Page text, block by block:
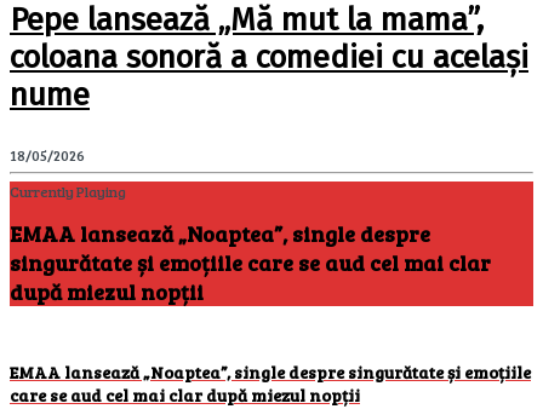
Pepe lansează „Mă mut la mama”,
coloana sonoră a comediei cu același
nume
18/05/2026
Currently Playing
EMAA lansează „Noaptea”, single despre
singurătate și emoțiile care se aud cel mai clar
după miezul nopții
EMAA lansează „Noaptea”, single despre singurătate și emoțiile
care se aud cel mai clar după miezul nopții